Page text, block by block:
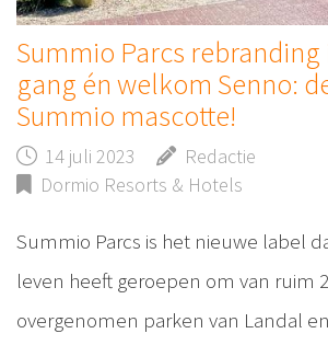
Summio Parcs
gang én welkom Senno:
Summio mascotte!
14 juli 2023
Redactie
Dormio Resorts & Hotels
Summio Parcs is het nieuwe label
leven heeft geroepen om van ruim
overgenomen parken van Landal